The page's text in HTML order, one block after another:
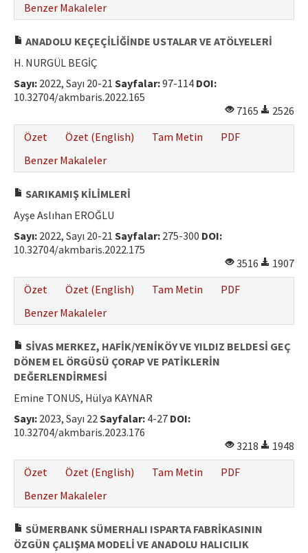
Benzer Makaleler
ANADOLU KEÇEÇİLİĞİNDE USTALAR VE ATÖLYELERİ
H. NURGÜL BEGİÇ
Sayı: 2022, Sayı 20-21 Sayfalar:97-114 DOI:
10.32704/akmbaris.2022.165
7165
2526
Özet
Özet (English) Tam Metin
PDF
Benzer Makaleler
SARIKAMIŞ KİLİMLERİ
Ayşe Aslıhan EROĞLU
Sayı: 2022, Sayı 20-21 Sayfalar: 275-300 DOI:
10.32704/akmbaris.2022.175
3516
1907
Özet
Özet (English) Tam Metin
PDF
Benzer Makaleler
SİVAS MERKEZ, HAFİK/YENİKÖY VE YILDIZ BELDESİ GEÇ
DÖNEM EL ÖRGÜSÜ ÇORAP VE PATİKLERİN
DEĞERLENDİRMESİ
Emine TONUS, Hülya KAYNAR
Sayı: 2023, Sayı 22Sayfalar: 4-27 DOI:
10.32704/akmbaris.2023.176
3218
1948
Özet
Özet (English) Tam Metin
PDF
Benzer Makaleler
SÜMERBANK SÜMERHALI ISPARTA FABRİKASININ
ÖZGÜN ÇALIŞMA MODELİ VE ANADOLU HALICILIK